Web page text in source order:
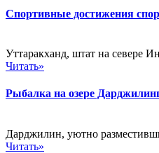
Спортивные достижения
Уттаракханд, штат на севере
Читать»
Рыбалка на озере
Дарджилин, уютно
Читать»